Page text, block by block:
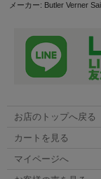
メーカー: Butler Verner
お店のトップへ戻る
カートを見る
マイページへ